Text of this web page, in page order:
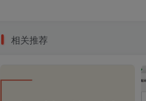
相关推荐